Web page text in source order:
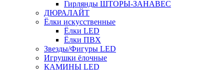
Гирлянды ШТОРЫ-ЗАНАВЕС
ДЮРАЛАЙТ
Ёлки искусственные
Ёлки LED
Ёлки ПВХ
Звезды/Фигуры LED
Игрушки ёлочные
КАМИНЫ LED